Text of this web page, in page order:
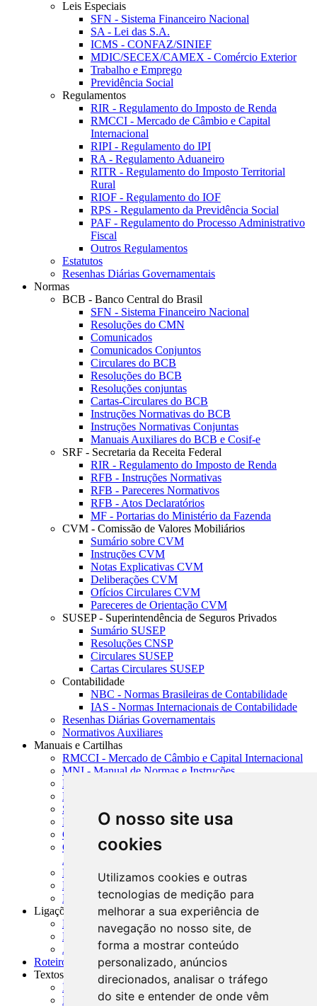
O nosso site usa
cookies
Utilizamos cookies e outras
tecnologias de medição para
melhorar a sua experiência de
navegação no nosso site, de
forma a mostrar conteúdo
personalizado, anúncios
direcionados, analisar o tráfego
do site e entender de onde vêm
Leis Especiais
SFN - Sistema Financeiro Nacional
SA - Lei das S.A.
ICMS - CONFAZ/SINIEF
MDIC/SECEX/CAMEX - Comércio Exterior
Trabalho e Emprego
Previdência Social
Regulamentos
RIR - Regulamento do Imposto de Renda
RMCCI - Mercado de Câmbio e Capital
Internacional
RIPI - Regulamento do IPI
RA - Regulamento Aduaneiro
RITR - Regulamento do Imposto Territorial
Rural
RIOF - Regulamento do IOF
RPS - Regulamento da Previdência Social
PAF - Regulamento do Processo Administrativo
Fiscal
Outros Regulamentos
Estatutos
Resenhas Diárias Governamentais
Normas
BCB - Banco Central do Brasil
SFN - Sistema Financeiro Nacional
Resoluções do CMN
Comunicados
Comunicados Conjuntos
Circulares do BCB
Resoluções do BCB
Resoluções conjuntas
Cartas-Circulares do BCB
Instruções Normativas do BCB
Instruções Normativas Conjuntas
Manuais Auxiliares do BCB e Cosif-e
SRF - Secretaria da Receita Federal
RIR - Regulamento do Imposto de Renda
RFB - Instruções Normativas
RFB - Pareceres Normativos
RFB - Atos Declaratórios
MF - Portarias do Ministério da Fazenda
CVM - Comissão de Valores Mobiliários
Sumário sobre CVM
Instruções CVM
Notas Explicativas CVM
Deliberações CVM
Ofícios Circulares CVM
Pareceres de Orientação CVM
SUSEP - Superintendência de Seguros Privados
Sumário SUSEP
Resoluções CNSP
Circulares SUSEP
Cartas Circulares SUSEP
Contabilidade
NBC - Normas Brasileiras de Contabilidade
IAS - Normas Internacionais de Contabilidade
Resenhas Diárias Governamentais
Normativos Auxiliares
Manuais e Cartilhas
RMCCI - Mercado de Câmbio e Capital Internacional
MNI - Manual de Normas e Instruções
MTVM - Manual de Títulos e Valores Mobiliários
MCR - Manual de Crédito Rural
SISORF - Manual de Organização do SFN
MASUP - Manual de Supervisão Bancária
CADOC - Catálogo de Documentos
CNAE-CONCLA - Classificação Nacional de
Atividades Econômicas
PMF - Cartilhas do BCB
Manuais Auxiliares do BCB e Cosif-e
Resenhas Diárias Governamentais
Ligações Externas
Links Úteis
Presidência da República
Agências Nacionais Reguladoras
Roteiros para Estudos
Textos
Índice de Textos
Editorial